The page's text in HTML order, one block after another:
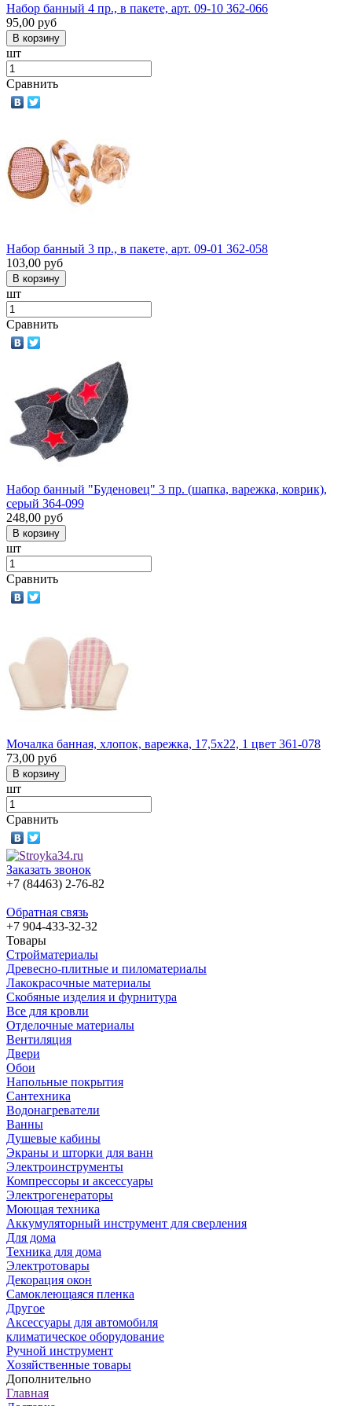
Набор банный 4 пр., в пакете, арт. 09-10 362-066
95,00 руб
шт
Сравнить
Набор банный 3 пр., в пакете, арт. 09-01 362-058
103,00 руб
шт
Сравнить
Набор банный "Буденовец" 3 пр. (шапка, варежка, коврик),
серый 364-099
248,00 руб
шт
Сравнить
Мочалка банная, хлопок, варежка, 17,5х22, 1 цвет 361-078
73,00 руб
шт
Сравнить
Заказать звонок
+7 (84463) 2-76-82
Обратная связь
+7 904-433-32-32
Товары
Стройматериалы
Древесно-плитные и пиломатериалы
Лакокрасочные материалы
Скобяные изделия и фурнитура
Все для кровли
Отделочные материалы
Вентиляция
Двери
Обои
Напольные покрытия
Сантехника
Водонагреватели
Ванны
Душевые кабины
Экраны и шторки для ванн
Электроинструменты
Компрессоры и аксессуары
Электрогенераторы
Моющая техника
Аккумуляторный инструмент для сверления
Для дома
Техника для дома
Электротовары
Декорация окон
Самоклеющаяся пленка
Другое
Аксессуары для автомобиля
климатическое оборудование
Ручной инструмент
Хозяйственные товары
Дополнительно
Главная